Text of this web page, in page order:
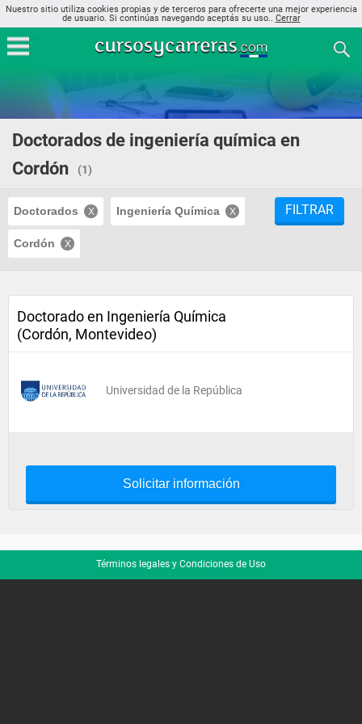
Nuestro sitio utiliza cookies propias y de terceros para ofrecerte una mejor experiencia
de usuario. Si continúas navegando aceptás su uso.. Cerrar
Doctorados de ingeniería química en
Cordón
(1)
Doctorados Ingeniería Química
Cordón
FILTRAR
Doctorado en Ingeniería Química
(Cordón, Montevideo)
Universidad de la República
Solicitar información
Términos legales y Condiciones de Uso